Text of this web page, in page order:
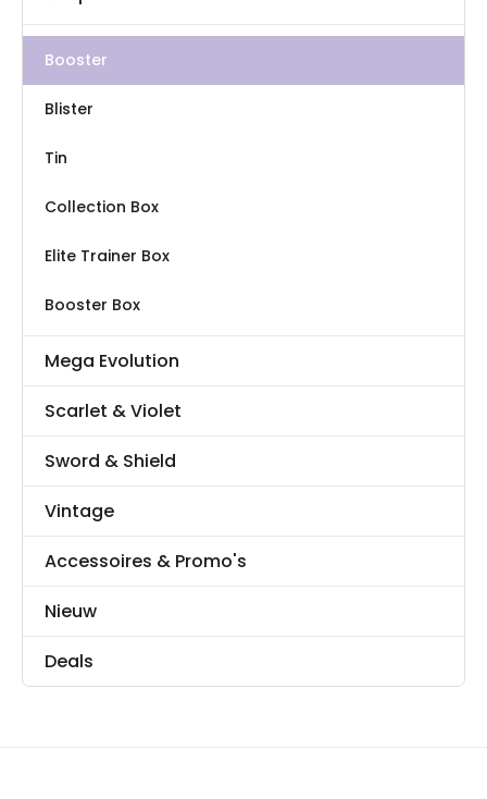
Booster
Blister
Tin
Collection Box
Elite Trainer Box
Booster Box
Mega Evolution
Scarlet & Violet
Sword & Shield
Vintage
Accessoires & Promo's
Nieuw
Deals